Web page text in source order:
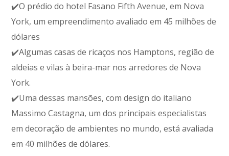
✔️O prédio do hotel Fasano Fifth Avenue, em Nova
York, um empreendimento avaliado em 45 milhões de
dólares
✔️Algumas casas de ricaços nos Hamptons, região de
aldeias e vilas à beira-mar nos arredores de Nova
York.
✔️Uma dessas mansões, com design do italiano
Massimo Castagna, um dos principais especialistas
em decoração de ambientes no mundo, está avaliada
em 40 milhões de dólares.